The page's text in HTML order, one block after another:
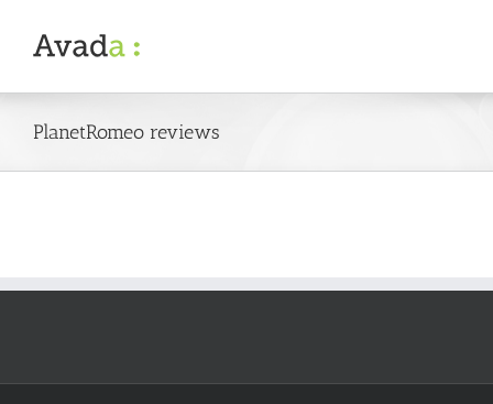
content
PlanetRomeo reviews